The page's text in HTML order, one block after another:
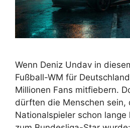
Wenn Deniz Undav in
Fußball-WM für
Millionen Fans mitfiebern.
dürften die Menschen sein,
Nationalspieler schon